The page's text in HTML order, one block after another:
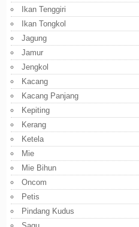
Ikan Tenggiri
Ikan Tongkol
Jagung
Jamur
Jengkol
Kacang
Kacang Panjang
Kepiting
Kerang
Ketela
Mie
Mie Bihun
Oncom
Petis
Pindang Kudus